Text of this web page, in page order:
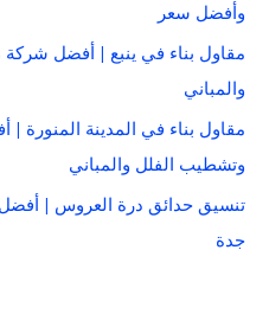
وأفضل سعر
مقاول بناء في ينبع | أفضل شركة
والمباني
مقاول بناء في المدينة المنورة
وتشطيب الفلل والمباني
تنسيق حدائق درة العروس |
جدة